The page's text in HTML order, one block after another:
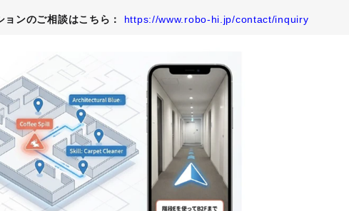
ンのご相談はこちら： https://www.robo-hi.jp/contact/inquiry